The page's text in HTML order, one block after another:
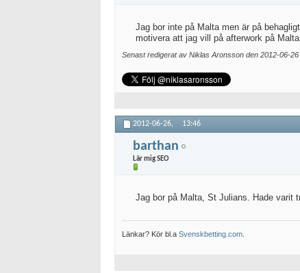
Jag bor inte på Malta men är på
motivera att jag vill på afterwork på
Senast redigerat av Niklas Aronsson den 2012-06-
2012-06-26, 13:46
barthan
Lär mig SEO
Jag bor på Malta, St Julians. Hade varit
Länkar? Kör bl.a Svenskbetting.com